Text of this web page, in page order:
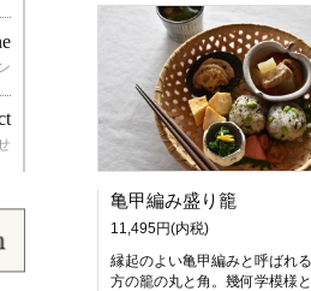
亀甲編み盛り籠
11,495円(内税)
縁起のよい亀甲編みと呼ばれ
方の籠の丸と角。幾何学模様